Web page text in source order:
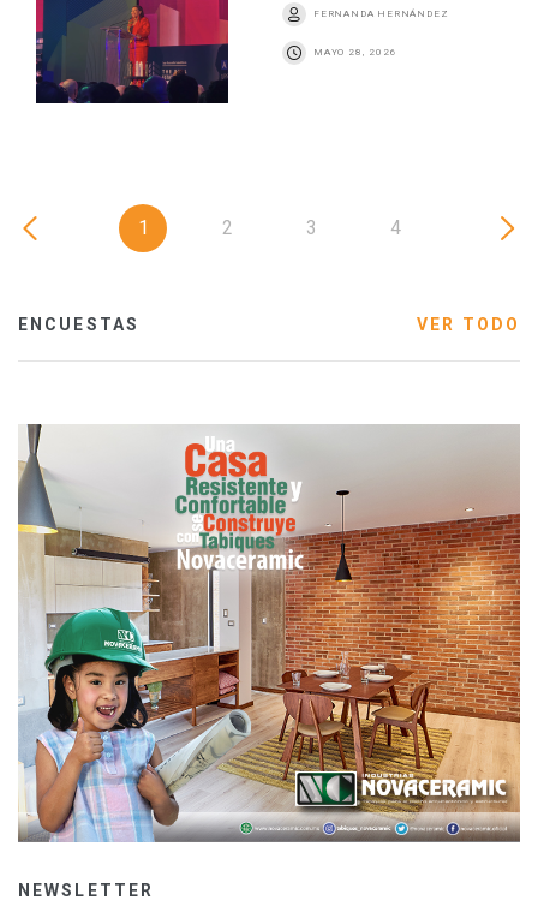
FERNANDA HERNÁNDEZ
MAYO 28, 2026
1 2 3 4
ENCUESTAS VER TODO
NEWSLETTER